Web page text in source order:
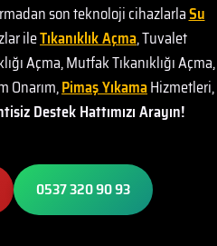
son teknoloji cihazlarlaSu
ileTıkanıklık Açma, Tuvalet
Açma, Mutfak Tıkanıklığı Açma,
Onarım,Pimaş YıkamaHizmetleri,
Destek Hattımızı Arayın!
0537 320 90 93